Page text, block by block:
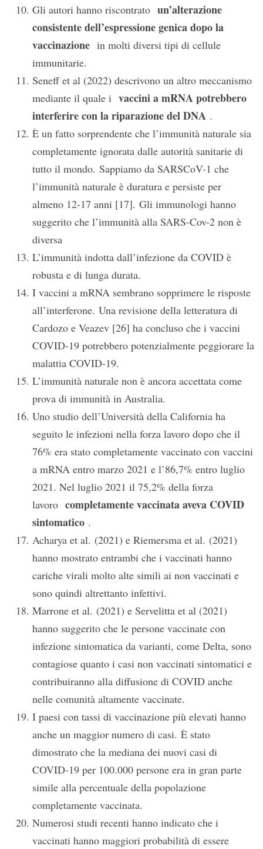
Gli autori hanno riscontrato un’alterazione
consistente dell’espressione genica dopo la
vaccinazione in molti diversi tipi di cellule
immunitarie.
Seneff et al (2022) descrivono un altro meccanismo
mediante il quale i vaccini a mRNA potrebbero
interferire con la riparazione del DNA .
È un fatto sorprendente che l’immunità naturale sia
completamente ignorata dalle autorità sanitarie di
tutto il mondo. Sappiamo da SARSCoV-1 che
l’immunità naturale è duratura e persiste per
almeno 12-17 anni [17]. Gli immunologi hanno
suggerito che l’immunità alla SARS-Cov-2 non è
diversa
L’immunità indotta dall’infezione da COVID è
robusta e di lunga durata.
I vaccini a mRNA sembrano sopprimere le risposte
all’interferone. Una revisione della letteratura di
Cardozo e Veazev [26] ha concluso che i vaccini
COVID-19 potrebbero potenzialmente peggiorare la
malattia COVID-19.
L’immunità naturale non è ancora accettata come
prova di immunità in Australia.
Uno studio dell’Università della California ha
seguito le infezioni nella forza lavoro dopo che il
76% era stato completamente vaccinato con vaccini
a mRNA entro marzo 2021 e l’86,7% entro luglio
2021. Nel luglio 2021 il 75,2% della forza
lavoro completamente vaccinata aveva COVID
sintomatico .
Acharya et al. (2021) e Riemersma et al. (2021)
hanno mostrato entrambi che i vaccinati hanno
cariche virali molto alte simili ai non vaccinati e
sono quindi altrettanto infettivi.
Marrone et al. (2021) e Servelitta et al (2021)
hanno suggerito che le persone vaccinate con
infezione sintomatica da varianti, come Delta, sono
contagiose quanto i casi non vaccinati sintomatici e
contribuiranno alla diffusione di COVID anche
nelle comunità altamente vaccinate.
I paesi con tassi di vaccinazione più elevati hanno
anche un maggior numero di casi. È stato
dimostrato che la mediana dei nuovi casi di
COVID-19 per 100.000 persone era in gran parte
simile alla percentuale della popolazione
completamente vaccinata.
Numerosi studi recenti hanno indicato che i
vaccinati hanno maggiori probabilità di essere